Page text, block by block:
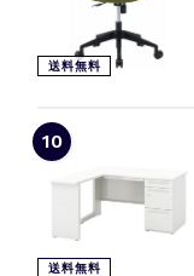
送料無料
10
送料無料